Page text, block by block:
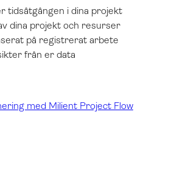
tidsåtgången i dina projekt
dina projekt och resurser
på registrerat arbete
från er data
med Milient Project Flow